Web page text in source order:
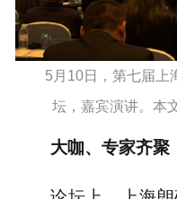
5月10日，第七届上
坛，嘉宾演讲。本
大咖、专家齐聚